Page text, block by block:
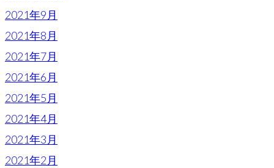
2021年9月
2021年8月
2021年7月
2021年6月
2021年5月
2021年4月
2021年3月
2021年2月